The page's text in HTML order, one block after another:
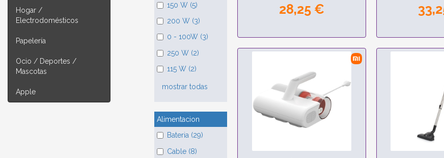
Hogar /
Electrodomésticos
Papelería
Ocio / Deportes /
Mascotas
Apple
150 W (5)
200 W (3)
0 - 100W (3)
250 W (2)
115 W (2)
mostrar todas
Alimentacion
Bateria (29)
Cable (8)
28,25 €